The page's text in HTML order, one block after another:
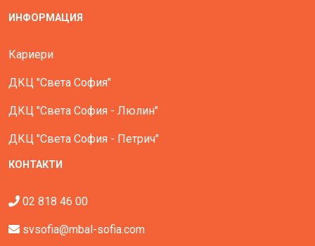
ИНФОРМАЦИЯ
Кариери
ДКЦ "Света София"
ДКЦ "Света София - Люлин"
ДКЦ "Света София - Петрич"
КОНТАКТИ
02 818 46 00
svsofia@mbal-sofia.com